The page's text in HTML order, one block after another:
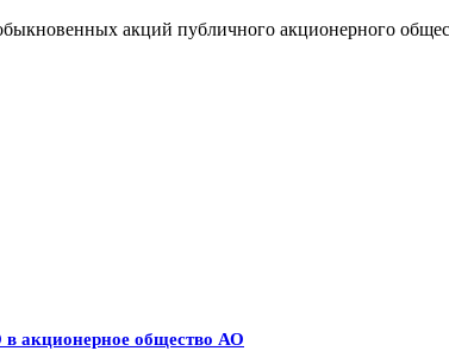
акций публичного акционерного
в акционерное общество АО